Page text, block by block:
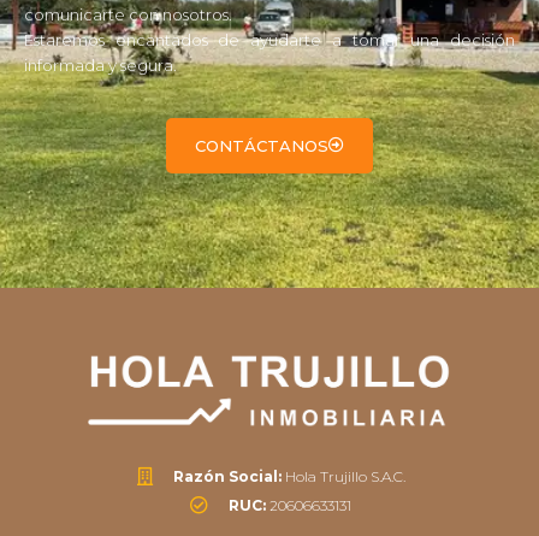
comunicarte con nosotros.
Estaremos encantados de ayudarte a tomar una decisión
informada y segura.
CONTÁCTANOS
Razón Social: Hola Trujillo S.A.C.
RUC:20606633131